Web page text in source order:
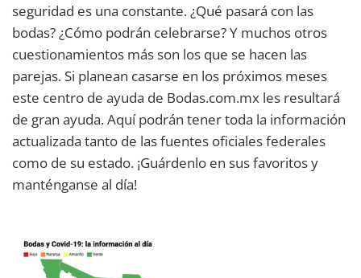
seguridad es una constante. ¿Qué pasará con las
bodas? ¿Cómo podrán celebrarse? Y muchos otros
cuestionamientos más son los que se hacen las
parejas. Si planean casarse en los próximos meses
este centro de ayuda de Bodas.com.mx les resultará
de gran ayuda. Aquí podrán tener toda la información
actualizada tanto de las fuentes oficiales federales
como de su estado. ¡Guárdenlo en sus favoritos y
manténganse al día!